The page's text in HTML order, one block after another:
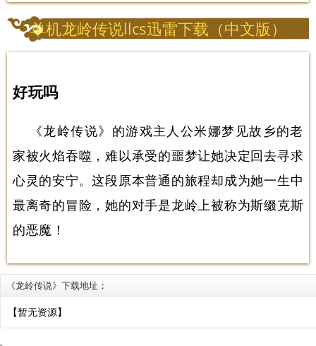
单机龙岭传说llcs迅雷下载（中文版）
好玩吗
《龙岭传说》的游戏主人公米娜梦见故乡的老
家被火焰吞噬，难以承受的噩梦让她决定回去寻求
心灵的安宁。这段原本普通的旅程却成为她一生中
最离奇的冒险，她的对手是龙岭上被称为斯缀克斯
的恶魔！
《龙岭传说》下载地址：
【暂无资源】